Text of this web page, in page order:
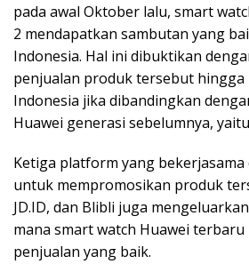
pada awal Oktober lalu, smart
2 mendapatkan sambutan yang
Indonesia. Hal ini dibuktikan
penjualan produk tersebut hingga
Indonesia jika dibandingkan
Huawei generasi sebelumnya,
Ketiga platform yang bekerjasama
untuk mempromosikan produk
JD.ID, dan Blibli juga
mana smart watch Huawei
penjualan yang baik.